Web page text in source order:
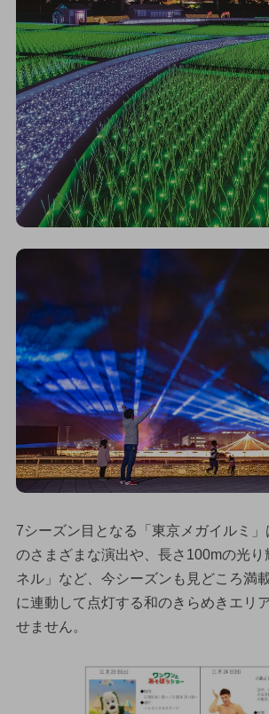
7シーズン目となる「東京メガイルミ
のさまざまな演出や、長さ100mの光り
ネル」など、今シーズンも見どころ満
に連動して点灯する和のきらめきエリ
せません。